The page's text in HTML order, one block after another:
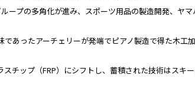
ープの多角化が進み、スポーツ用品の製造開発、ヤ
あったアーチェリーが発端でピアノ製造で得た木
チップ（FRP）にシフトし、蓄積された技術はスキ